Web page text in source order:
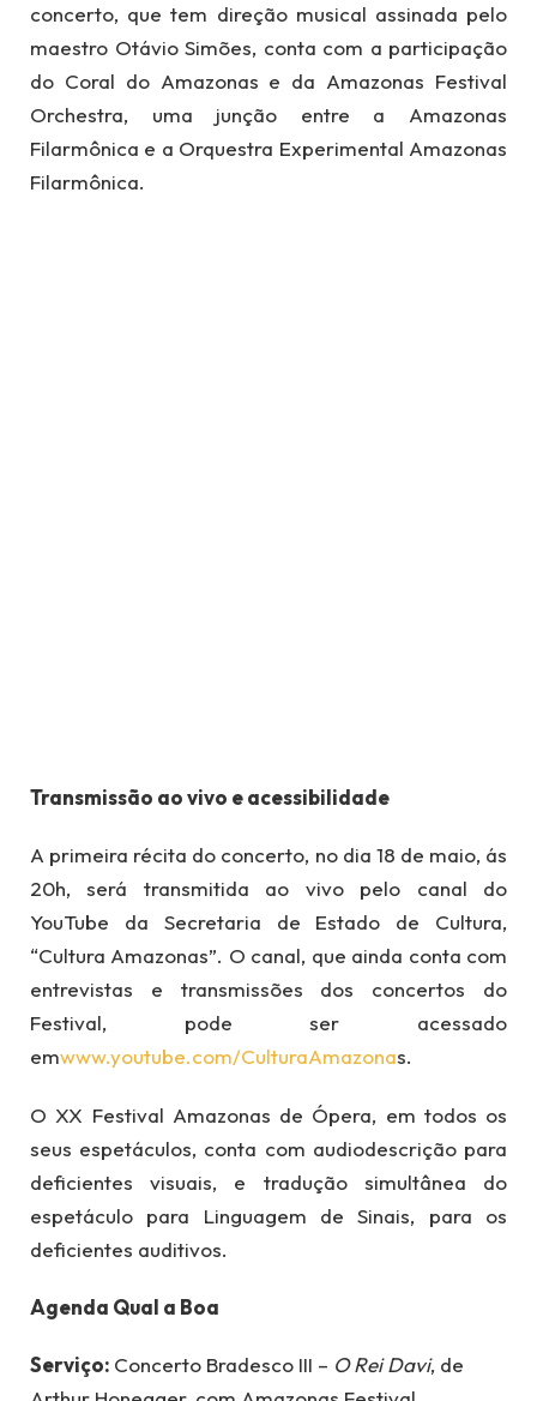
concerto, que tem direção musical assinada pelo
maestro Otávio Simões, conta com a participação
do Coral do Amazonas e da Amazonas Festival
Orchestra, uma junção entre a Amazonas
Filarmônica e a Orquestra Experimental Amazonas
Filarmônica.
Transmissão ao vivo e acessibilidade
A primeira récita do concerto, no dia 18 de maio, ás
20h, será transmitida ao vivo pelo canal do
YouTube da Secretaria de Estado de Cultura,
“Cultura Amazonas”. O canal, que ainda conta com
entrevistas e transmissões dos concertos do
Festival, pode ser acessado
emwww.youtube.com/CulturaAmazonas.
O XX Festival Amazonas de Ópera, em todos os
seus espetáculos, conta com audiodescrição para
deficientes visuais, e tradução simultânea do
espetáculo para Linguagem de Sinais, para os
deficientes auditivos.
Agenda Qual a Boa
Serviço: Concerto Bradesco III – O Rei Davi, de